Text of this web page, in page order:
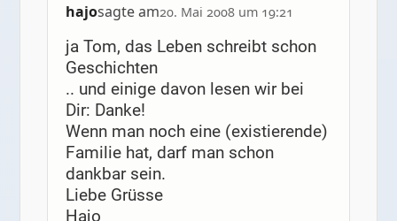
hajosagte am20. Mai 2008 um 19:21
ja Tom, das Leben schreibt schon
Geschichten
.. und einige davon lesen wir bei
Dir: Danke!
Wenn man noch eine (existierende)
Familie hat, darf man schon
dankbar sein.
Liebe Grüsse
Hajo